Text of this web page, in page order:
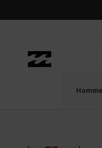
Homme